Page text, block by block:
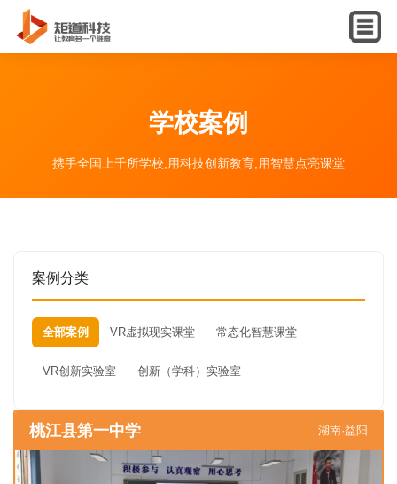
English
学校案例
携手全国上千所学校,用科技创新教育,用智慧点亮课堂
案例分类
全部案例 VR虚拟现实课堂 常态化智慧课堂
VR创新实验室 创新（学科）实验室
桃江县第一中学 湖南·益阳